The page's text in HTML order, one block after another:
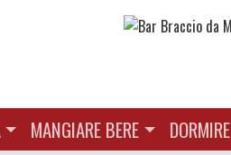
MANGIARE BERE DORMIRE